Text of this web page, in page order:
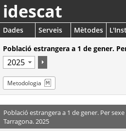
idescat
Dades Serveis Mètodes
Població estrangera a 1 de gener.
Metodologia
Població estrangera a 1 de gener. Per
Tarragona. 2025